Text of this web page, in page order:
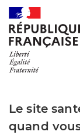
Le site
quand